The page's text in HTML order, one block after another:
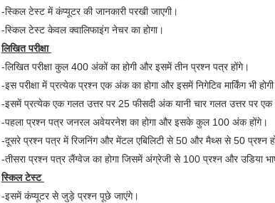
-स्किल टेस्ट में कंप्यूटर की जानकारी परखी जाएगी।
-स्किल टेस्ट केवल क्वालिफाइंग नेचर का होगा।
लिखित परीक्षा
-लिखित परीक्षा कुल 400 अंकों का होगी और इसमें तीन प्रश्न पत्र होंगे।
-इस परीक्षा में प्रत्येक प्रश्न एक अंक का होगा और इसमें निगेटिव मार्किंग भी
-इसमें प्रत्येक एक गलत उत्तर पर 25 फीसदी अंक यानी चार गलत उत्तर पर
-पहला प्रश्न पत्र जनरल अवेयरनेश का होगा और इसके कुल 100 अंक होंगे।
-दूसरे प्रश्न पत्र में रिजनिंग और मेंटल एबिलिटी से 50 और मैथ्स से 50 प्रश्न
-तीसरा प्रश्न पत्र लैंग्वेज का होगा जिसमें अंग्रेजी से 100 प्रश्न और उडिया
स्किल टेस्ट
-इसमें कंप्यूटर से जुड़े प्रश्न पूछे जाएंगे।